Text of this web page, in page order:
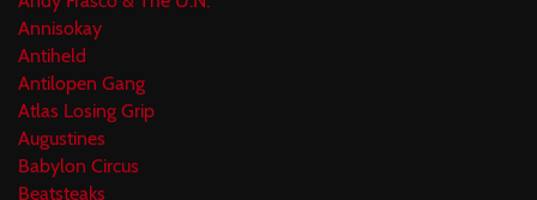
Annisokay
Antiheld
Antilopen Gang
Atlas Losing Grip
Augustines
Babylon Circus
Beatsteaks